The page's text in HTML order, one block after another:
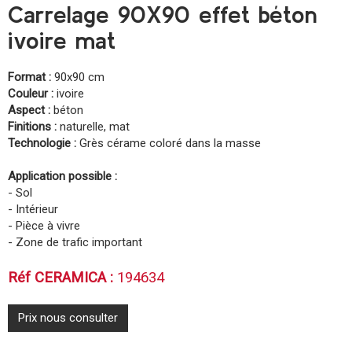
Carrelage 90X90 effet béton
ivoire mat
Format : 90x90 cm
Couleur : ivoire
Aspect : béton
Finitions : naturelle, mat
Technologie : Grès cérame coloré dans la masse
Application possible :
- Sol
- Intérieur
- Pièce à vivre
- Zone de trafic important
Réf CERAMICA : 194634
Prix nous consulter